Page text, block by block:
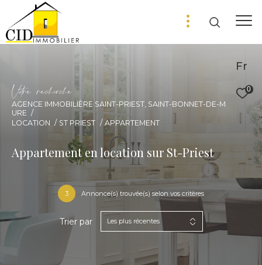
Fr
0
Vore recece
AGENCE IMMOBILIÈRE SAINT-PRIEST, SAINT-BONNET-DE-M
URE
LOCATION
ST PRIEST APPARTEMENT
Appartement en location sur St-Priest
3 Annonce(s) trouvée(s) selon vos critères
Trier par Les plus récentes